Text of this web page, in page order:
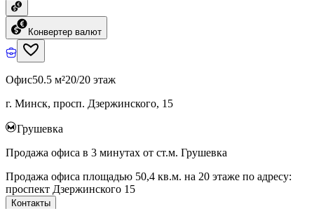
Конвертер валют
Офис50.5 м²20/20 этаж
г. Минск, просп. Дзержинского, 15
Грушевка
Продажа офиса в 3 минутах от ст.м. Грушевка
Продажа офиса площадью 50,4 кв.м. на 20 этаже по адресу:
проспект Дзержинского 15
Контакты